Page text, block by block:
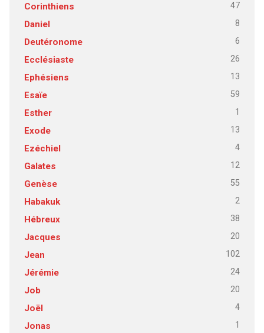
Corinthiens 47
Daniel 8
Deutéronome 6
Ecclésiaste 26
Ephésiens 13
Esaïe 59
Esther 1
Exode 13
Ezéchiel 4
Galates 12
Genèse 55
Habakuk 2
Hébreux 38
Jacques 20
Jean 102
Jérémie 24
Job 20
Joël 4
Jonas 1